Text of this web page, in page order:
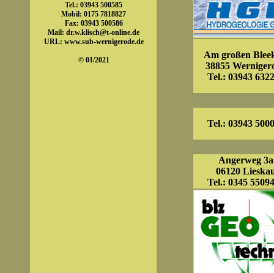
Tel.: 03943 500585
Mobil: 0175 7818827
Fax: 03943 500586
Mail: dr.w.klisch@t-online.de
URL: www.sub-wernigerode.de
© 01/2021
Am großen
38855
Tel.: 03943
Tel.: 03943
Angerweg 3a
06120
Tel.: 0345